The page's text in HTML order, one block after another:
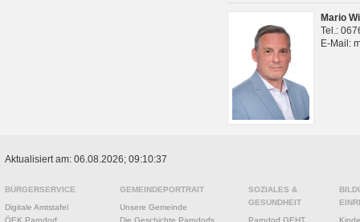
Mario
Tel.:
E-Mail:
Aktualisiert am: 06.08.2026; 09:10:37
BÜRGERSERVICE
Digitale Amtstafel
ÖEK Parndorf
GEMEINDEPORTRAIT
Unsere Gemeinde
Die Geschichte Parndorfs
SOZIALES &
GESUNDHEIT
Parndorf GEHT